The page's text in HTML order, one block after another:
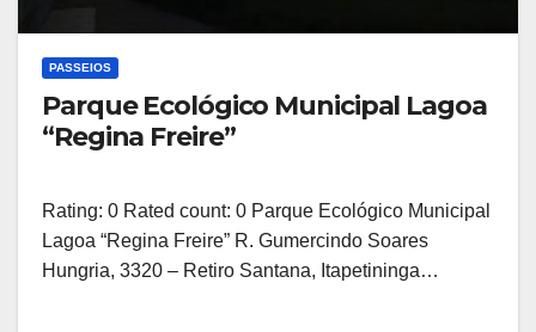
PASSEIOS
Parque Ecológico Municipal Lagoa
“Regina Freire”
Rating: 0 Rated count: 0 Parque Ecológico Municipal
Lagoa “Regina Freire” R. Gumercindo Soares
Hungria, 3320 – Retiro Santana, Itapetininga…